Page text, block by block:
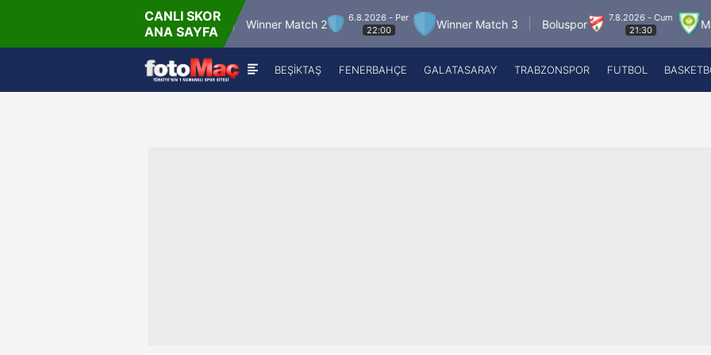
CANLI SKOR
ANA SAYFA
Winner Match 12 Winner Match 2
6.8.2026 - Per
22:00
Winner Match 3 Boluspor
7.8.2026 - Cum
21:30
Manisa
BEŞİKTAŞ FENERBAHÇE GALATASARAY TRABZONSPOR FUTBOL